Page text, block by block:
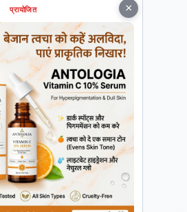
×
प्रायोजित